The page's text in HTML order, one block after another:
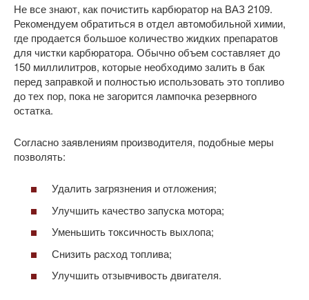
Не все знают, как почистить карбюратор на ВАЗ 2109.
Рекомендуем обратиться в отдел автомобильной химии,
где продается большое количество жидких препаратов
для чистки карбюратора. Обычно объем составляет до
150 миллилитров, которые необходимо залить в бак
перед заправкой и полностью использовать это топливо
до тех пор, пока не загорится лампочка резервного
остатка.
Согласно заявлениям производителя, подобные меры
позволять:
Удалить загрязнения и отложения;
Улучшить качество запуска мотора;
Уменьшить токсичность выхлопа;
Снизить расход топлива;
Улучшить отзывчивость двигателя.